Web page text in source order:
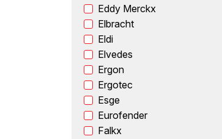
Eddy Merckx
Elbracht
Eldi
Elvedes
Ergon
Ergotec
Esge
Eurofender
Falkx